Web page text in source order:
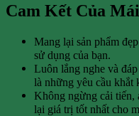
Cam Kết Của
Mang lại sản phẩm
sử dụng của bạn.
Luôn lắng nghe và
là những yêu cầu khắt
Không ngừng cải tiến,
lại giá trị tốt nhất cho